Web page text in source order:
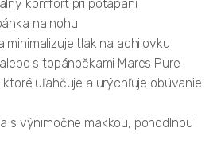
komfort pri potápaní
na nohu
minimalizuje tlak na achilovku
s topánočkami Mares Pure
ktoré uľahčuje a urýchľuje obúvanie
s výnimočne mäkkou, pohodlnou